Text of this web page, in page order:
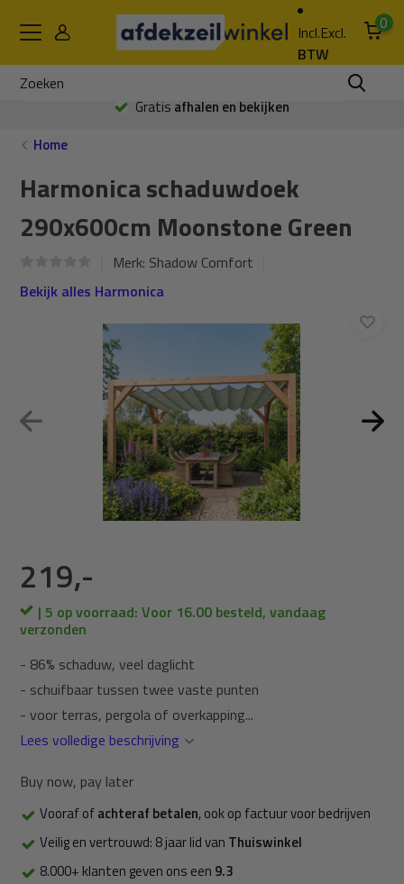
Incl.Excl.
BTW
0
Gratis afhalen en bekijken
Home
Harmonica schaduwdoek
290x600cm Moonstone Green
Merk: Shadow Comfort
Bekijk alles Harmonica
219,-
| 5 op voorraad: Voor 16.00 besteld, vandaag
verzonden
- 86% schaduw, veel daglicht
- schuifbaar tussen twee vaste punten
- voor terras, pergola of overkapping...
Lees volledige beschrijving
Buy now, pay later
Vooraf ofachteraf betalen, ook op factuur voor bedrijven
Veilig en vertrouwd: 8 jaar lid van Thuiswinkel
8.000+ klanten geven ons een 9.3